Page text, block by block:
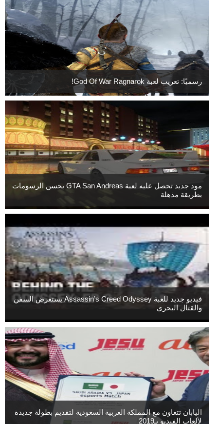
رسميًا: تعريب لعبة God Of War Ragnarok!
مود جديد تحصل عليه لعبة GTA San Andreas يحسن الرسومات
بطريقة مذهلة
فيديو جديد للعبة Assassin’s Creed Odyssey يستعرض السفن
والقتال البحري
اليابان تتعاون مع المملكة العربية السعودية لتقديم بطولة جديدة
لألعاب الفيديو بـ2019